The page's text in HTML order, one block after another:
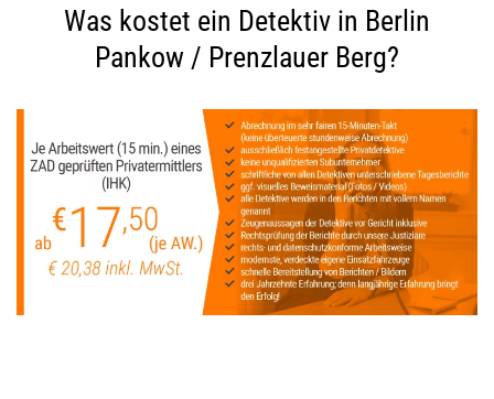
Was kostet ein Detektiv in Berlin
Pankow / Prenzlauer Berg?